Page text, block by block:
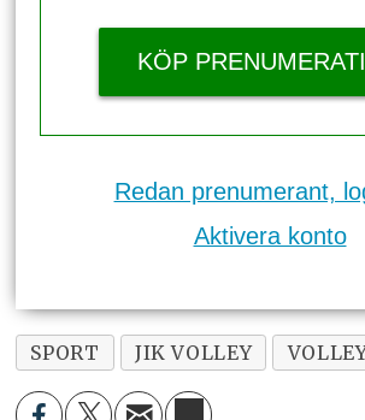
KÖP
Redan prenumerant,
Aktivera konto
SPORT JIK VOLLEY